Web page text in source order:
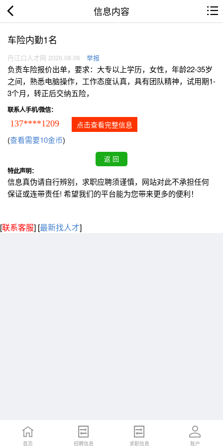
信息内容
车险内勤1名
丹江口人才网 2026.08.06 举报
负责车险报价出单，要求：大专以上学历，女性，年龄22-35岁
之间，熟悉电脑操作，工作态度认真，具有团队精神，试用期1-
3个月，转正后交纳五险，
联系人手机/微信：
137****1209 点击查看完整信息
(查看需要10金币)
特此声明：
信息真伪请自行辨别，求职应聘须谨慎，网站对此不承担任何
保证或连带责任! 希望我们的平台能为您带来更多的便利！
[联系客服] [最新找人才]
首页 招聘信息 求职信息 账户